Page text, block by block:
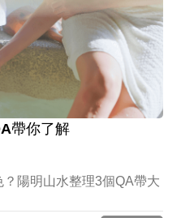
帶你了解
陽明山水整理3個QA帶大